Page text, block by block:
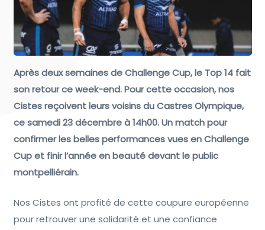
Après deux semaines de Challenge Cup, le Top 14 fait
son retour ce week-end. Pour cette occasion, nos
Cistes reçoivent leurs voisins du Castres Olympique,
ce samedi 23 décembre à 14h00. Un match pour
confirmer les belles performances vues en Challenge
Cup et finir l’année en beauté devant le public
montpelliérain.
Nos Cistes ont profité de cette coupure européenne
pour retrouver une solidarité et une confiance